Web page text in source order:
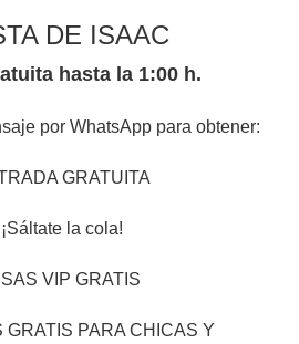
DE ISAAC
hasta la 1:00 h.
por WhatsApp para obtener:
GRATUITA
la cola!
VIP GRATIS
GRATIS PARA CHICAS Y